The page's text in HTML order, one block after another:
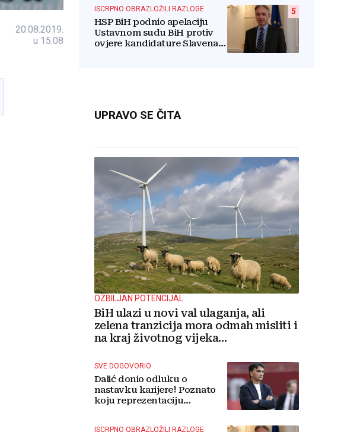
20.08.2019.
u 15:08
5
ISCRPNO OBRAZLOŽILI RAZLOGE
HSP BiH podnio apelaciju
Ustavnom sudu BiH protiv
ovjere kandidature Slavena
UPRAVO SE ČITA
OZBILJAN POTENCIJAL
BiH ulazi u novi val ulaganja, ali
zelena tranzicija mora odmah misliti i
na kraj životnog vijeka
SVE DOGOVORIO
Dalić donio odluku o
nastavku karijere! Poznato
koju reprezentaciju
ISCRPNO OBRAZLOŽILI RAZLOGE